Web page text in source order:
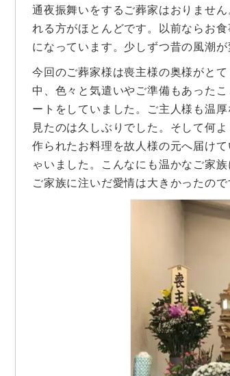
通夜振舞いをするご葬家はおりませ
れる方がほとんどです。以前ならお
になっています。少しずつ昔の風潮
今回のご葬家様は喪主様の奥様がと
中、色々と気遣いやご準備もあった
ートをしていました。ご主人様も温
見たのは久しぶりでした。そして何
作られたお料理を故人様の元へ届け
ゃいました。こんなにも温かなご家
ご家族に注いだ愛情は大きかったので